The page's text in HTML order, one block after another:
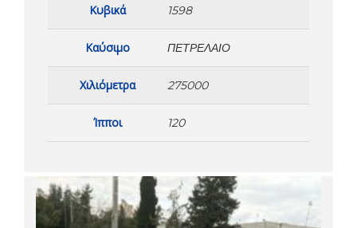
Κυβικά 1598
Καύσιμο ΠΕΤΡΈΛΑΙΟ
Χιλιόμετρα 275000
Ίπποι 120